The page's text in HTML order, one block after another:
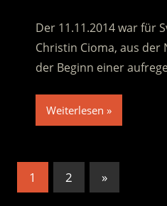
Der 11.11.2014 war für
Christin Cioma, aus der
der Beginn einer
Weiterlesen
1 2
Nächste
Beiträge
»